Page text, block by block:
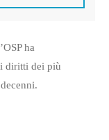
ha
i diritti dei più